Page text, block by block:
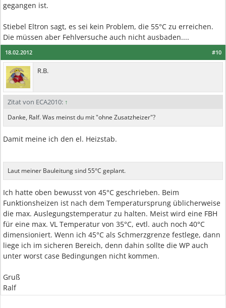
gegangen ist.
Stiebel Eltron sagt, es sei kein Problem, die 55°C zu erreichen.
Die müssen aber Fehlversuche auch nicht ausbaden....
#10
18.02.2012
R.B.
Zitat von ECA2010: ↑
Danke, Ralf. Was meinst du mit "ohne Zusatzheizer"?
Damit meine ich den el. Heizstab.
Laut meiner Bauleitung sind 55°C geplant.
Ich hatte oben bewusst von 45°C geschrieben. Beim
Funktionsheizen ist nach dem Temperatursprung üblicherweise
die max. Auslegungstemperatur zu halten. Meist wird eine FBH
für eine max. VL Temperatur von 35°C, evtl. auch noch 40°C
dimensioniert. Wenn ich 45°C als Schmerzgrenze festlege, dann
liege ich im sicheren Bereich, denn dahin sollte die WP auch
unter worst case Bedingungen nicht kommen.
Gruß
Ralf